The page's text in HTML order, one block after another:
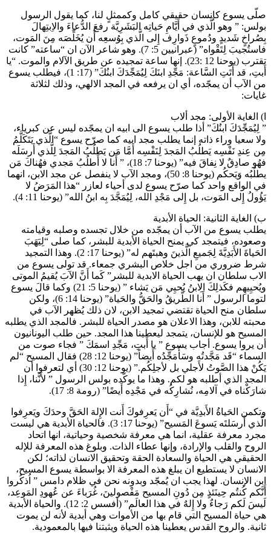
صلّى يسوع كإنسان حقيقي كامل وكممثلٍ لنا، كما يقول الرسول
بولس: ” وهو الَّذي في أَيَّامِ حَياتِه البَشَرِيَّة رفعَ الدُّعاءَ والاِبتِهالَ
بِصُراخٍ شَديدٍ ودُموعٍ ذَوارِف إِلى الَّذي بِوُسعِه أَن يُخَلِّصَه مِنَ المَوت،
فاستُجيبَ لِتَقْواه” (عبرانيين 5: 7). وهو شاعر الآن ان “ساعته” كانت
تقترب (يوحنا 12 :23). إنها ساعة تمجيده عن طريق الآلام والموت. “يا
أَبتِ، قد أَتَتِ السَّاعة: مَجِّدِ ابنَكَ لِيُمَجِّدَكَ ابنُكَ” (17: 1)، فيطلب يسوع
من الآب أن يمجّده، أي ان يرفعه في المجد الالهي، وذلك لثلاثة
غايات:
ا) الغاية الأولى: مجد ألاب
” لِيُمَجِّدَكَ ابنُكَ” أذا طلب يسوع الى ابيه ان يمجّده ليس عن كبرياء،
ولا سعيا وراء ذاته إنما يطلب مجد ابيه كما صرّح يسوع “الَّذي يَتَكَلَّمُ
مِن عِندِ نَفْسِه يَطلُبُ المَجدَ لِنَفْسِه أَمَّا مَن يَطلُبُ المَجدَ لِلَّذي أَرسَلَه
فهُو صادِقٌ لا نِفاقَ فيه” (يوحنا 7: 18)، ” أَنا لا أَطلُبُ مَجدي فهُناكَ مَن
يطلُبُه وَيَحكُم (يوحنا 8: 50)، ومجد الآب لا ينفصل عن مجد الابن، انهما
في الواقع واحد كما صرّح يسوع لدى أحياء لعازر “هذا المَرَضُ لا
يَؤُولُ إِلى المَوت، بل إِلى مَجْدِ الله، لِيُمَجَّدَ بِه ابنُ الله” (يوحنا 11: 4).
ب) الغاية الثانية: الحياة الأبدية
يطلب يسوع من الآب أن يمجّده من خلال تجسده وصلبه وقيامته
وصعوده، فيتمجد كي يمنح الحياة الأبدية للبشر، كما صلى “لِيَهَبَ
الحَياةَ الأَبَدِيَّةَ لِجَميعِ الَّذينَ وهبتَهم له” (يوحنا 17: 2). وهذا التمجيد
شرط ضروري من اجل خلاص البشري جمعاء. قد تولى يسوع من
الاب سلطان ان يهب الحياة الابدية للبشر” كَما أَنَّ الآبَ يُقيمُ الموتى
ويُحيِيهِم فكَذلِكَ الِابنُ يُحيِي مَن يَشاء ” (يوحنا 5: 21) وكما قالَ يسوع
لتوما الرسول ” أَنا الطَّريقُ والحَقُّ والحَياة” (يوحنا 14: 6)، ولكن
سلطان منح الحياة تقتضي تمجيد الابن، لان ذلك يُظهر الآب في
محبته للابن، وهذا الاعلان هو مصدر الحياة للبشر. فالمجد الذي يطلبه
المسيح هو للإنسان، يتمجد ليعطينا هذا المجد. حين طلب اليونانيون
أن يروا يسوع. أجاب يسوع ” يا أَبتِ، مَجِّدِ اسمَكَ ” فجاء صوت من
السماء “قَد مَجَّدتُه وسَأُمَجِّدُه أَيضاً” (يوحنا 12: 28) فقال المسيح “لم
يَكُنْ هذا الصَّوتُ لأَجلي بل لأجلِكُم.” (يوحنا 12: 30) أي لتعرفوا أن
المجد الذي أطلبه هو لكم. وهذا ما يوكّده بولس الرسول ” لأَنَّنا، إِذا
شارَكْناه في آلامِه، نُشارِكُه في مَجْدِه أَيضًا” (رومة 8: 17).
وتكمن الحَياةُ الأَبدِيَّة في “أَن يَعرِفوكَ أَنت الإِلهَ الحَقَّ وحدَكَ ويَعرِفوا
الَّذي أَرسَلتَه يَسوعَ المَسيح” (يوحنا 17: 3). فالحياة الأبدية هي ليست
مجرد معرفة عقلية، انما هي معرفة شخصية وحياتية، انها اتحاد
الروح والقلب والإرادة، وإنها عطاء الذات. وبلوغ هذه المعرفة للإله
الحقيقي هي الحياة والسعادة الحقة وتحقيق الانسان لذاته؛ لكن
الانسان لا يستطيع ان يبلغ هذه المعرفة الا بواسطة يسوع المسيح،
ابن الإنسان. لهذا يجب ان يُمجّد وبدونه نحن في ظلام دامس ” اُذكُروا
أَنَّكم كُنتُم حِينَئذٍ مِن دُونِ المسيح مَفْصولينَ، غُرَباءَ عن عُهودِ المَوعِد،
لَيسَ لَكم رَجاءٌ ولا إِلهٌ في هذا العالَم” (أفسس 2: 12). والحياة الأبدية
هي حياة المسيح التي قام بها من الأموات وهي أبدية لأنه لن يموت
ثانية. والروح القدس يعطينا هذه الحياة ويثبتنا فيها بالمعمودية.